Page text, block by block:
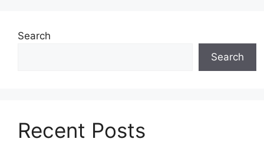
Search
Search
Recent Posts